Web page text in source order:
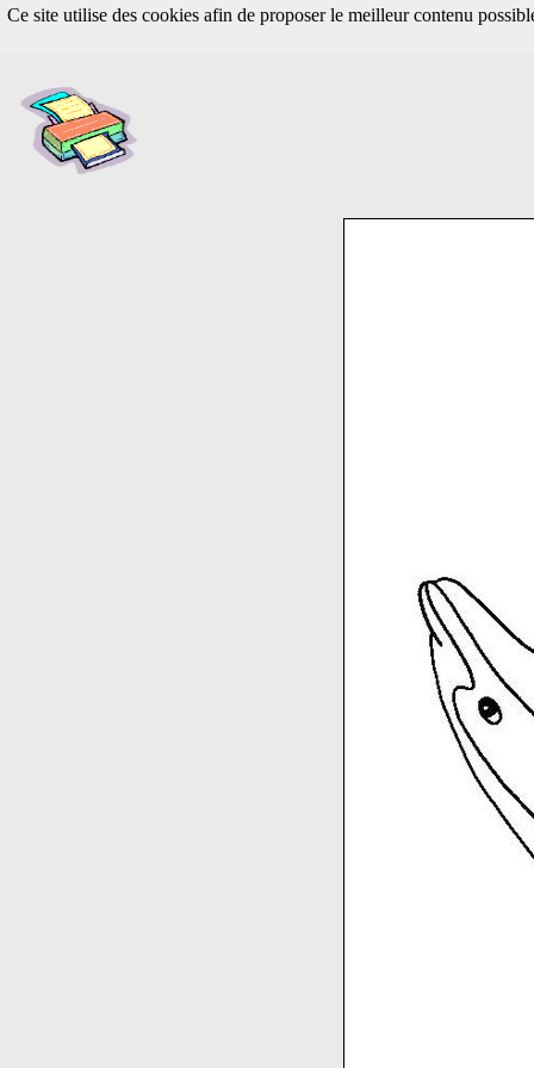
Ce site utilise des cookies afin de proposer le meilleur contenu